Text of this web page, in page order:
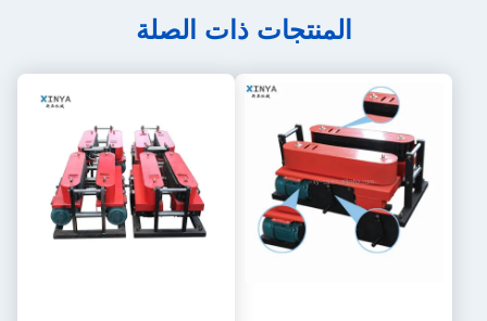
المنتجات ذات الصلة